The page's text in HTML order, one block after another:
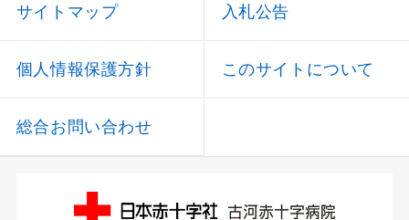
サイトマップ 入札公告
個人情報保護方針 このサイトについて
総合お問い合わせ